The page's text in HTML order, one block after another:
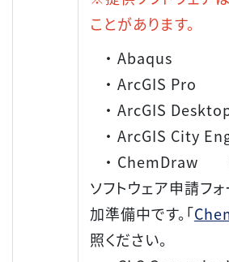
ことがあります。
・ Abaqus
・ ArcGIS Pro
・ ArcGIS
・ ArcGIS City
・ ChemDraw
ソフトウェア申請フ
加準備中です。「
照ください。